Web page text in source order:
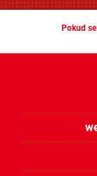
Pokud